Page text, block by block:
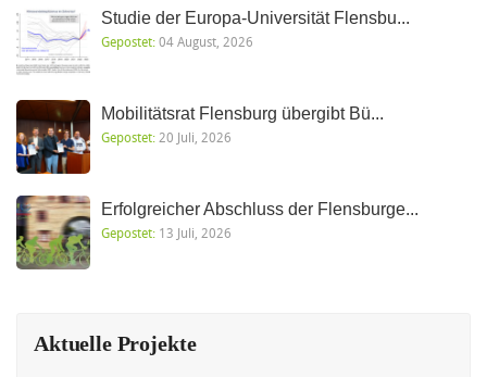
Studie der Europa-Universität Flensbu...
Gepostet:04 August, 2026
Mobilitätsrat Flensburg übergibt Bü...
Gepostet: 20 Juli, 2026
Erfolgreicher Abschluss der Flensburge...
Gepostet: 13 Juli, 2026
Aktuelle Projekte